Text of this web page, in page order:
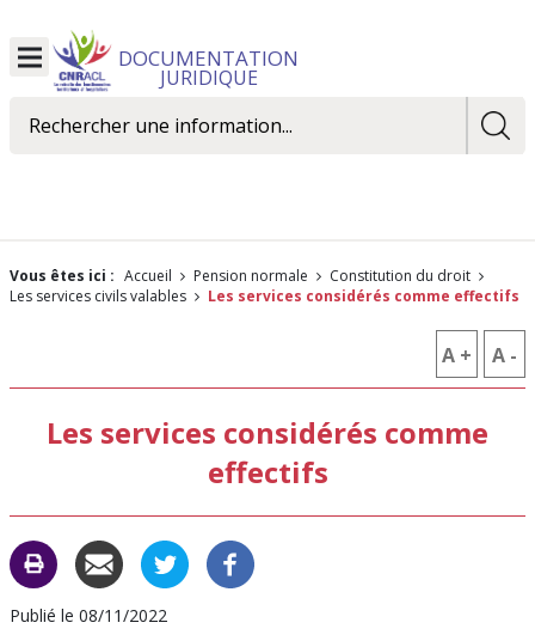
Ouvrir DOCUMENTATION
JURIDIQUE
Vous êtes ici : Accueil Pension normale
Constitution du droit
Les services civils valables
Les services considérés comme effectifs
A +
TAILLE
A -
Les services considérés comme
effectifs
Publié le 08/11/2022